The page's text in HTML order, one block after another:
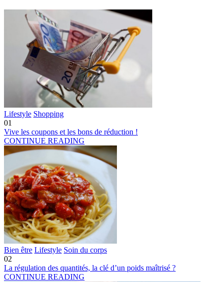
Lifestyle Shopping
01
Vive les coupons et les bons de réduction !
CONTINUE READING
Bien être Lifestyle Soin du corps
02
La régulation des quantités, la clé d’un poids maîtrisé ?
CONTINUE READING